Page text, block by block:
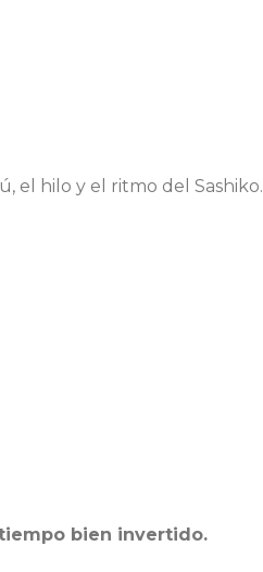
el hilo y el ritmo del Sashiko.
bien invertido.